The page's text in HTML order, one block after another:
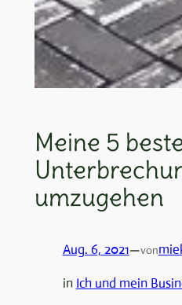
Meine 5
umzugehen
Aug. 6, 2021—von
in Ich und mein